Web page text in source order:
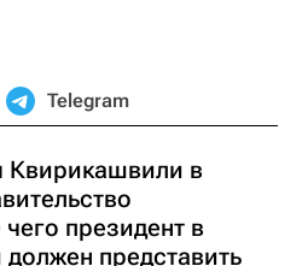
Telegram
Квирикашвили в
президент в
представить